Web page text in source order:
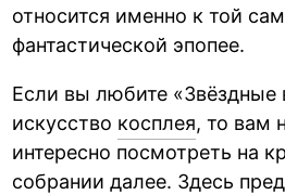
относится именно к той
фантастической эпопее.
Если вы любите «Звёздные
искусство косплея, то вам
интересно посмотреть на
собрании далее. Здесь